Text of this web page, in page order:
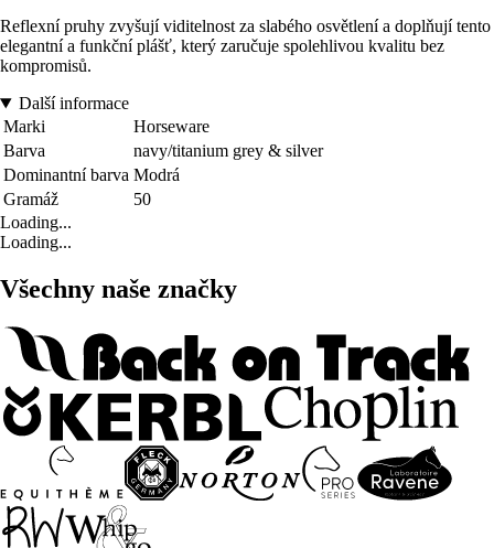
Reflexní pruhy zvyšují viditelnost za slabého osvětlení a doplňují tento
elegantní a funkční plášť, který zaručuje spolehlivou kvalitu bez
kompromisů.
Další informace
Marki
Horseware
Barva
navy/titanium grey & silver
Dominantní barva Modrá
Gramáž
50
Loading...
Loading...
Všechny naše značky